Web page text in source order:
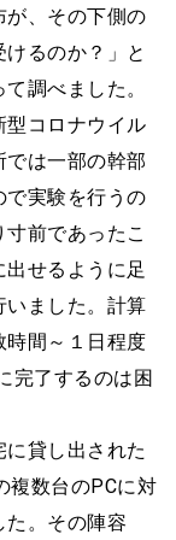
、その下側の
るのか？」と
調べました。
コロナウイル
は一部の幹部
実験を行うの
前であったこ
せるように足
いました。計算
間～１日程度
完了するのは困
貸し出された
複数台のPCに対
た。その陣容